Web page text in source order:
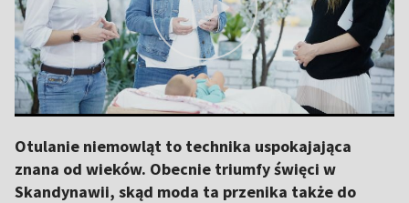
Otulanie niemowląt to technika uspokajająca
znana od wieków. Obecnie triumfy święci w
Skandynawii, skąd moda ta przenika także do